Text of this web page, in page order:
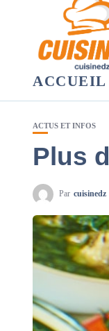
ACCUEIL
ACTUS ET INFOS
Plus
Par cuisinedz